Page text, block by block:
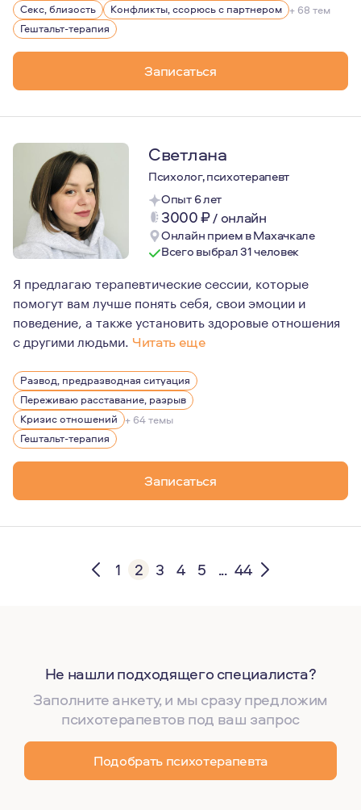
Секс, близость
Конфликты, ссорюсь с партнером + 68 тем
Гештальт-терапия
Записаться
Светлана
Психолог, психотерапевт
Опыт 6 лет
3000₽/ онлайн
Онлайн прием в Махачкале
Всего выбрал 31 человек
Я предлагаю терапевтические сессии, которые
помогут вам лучше понять себя, свои эмоции и
поведение, а также установить здоровые отношения
с другими людьми. Читать еще
В 2014 году я обратилась за помощью к психологу,
Развод, предразводная ситуация
Переживаю расставание, разрыв
Кризис отношений + 64 темы
Гештальт-терапия
Записаться
1 2 3 4 5 ... 44
Не нашли подходящего специалиста?
Заполните анкету, и мы сразу предложим
психотерапевтов под ваш запрос
Подобрать психотерапевта